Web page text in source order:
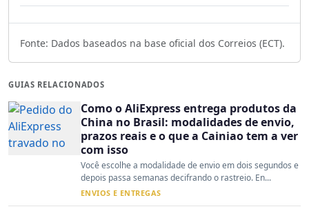
Fonte: Dados baseados na base oficial dos Correios (ECT).
GUIAS RELACIONADOS
Como o AliExpress entrega produtos da
China no Brasil: modalidades de envio,
prazos reais e o que a Cainiao tem a ver
com isso
Você escolhe a modalidade de envio em dois segundos e
depois passa semanas decifrando o rastreio. En...
ENVIOS E ENTREGAS